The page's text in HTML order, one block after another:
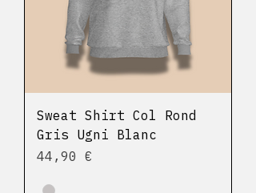
Sweat Shirt Col Rond
Gris Ugni Blanc
Prix
44,90 €